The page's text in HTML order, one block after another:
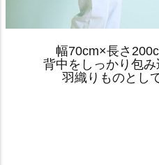
幅70cm×長さ
背中をしっかり包み
羽織りものとし